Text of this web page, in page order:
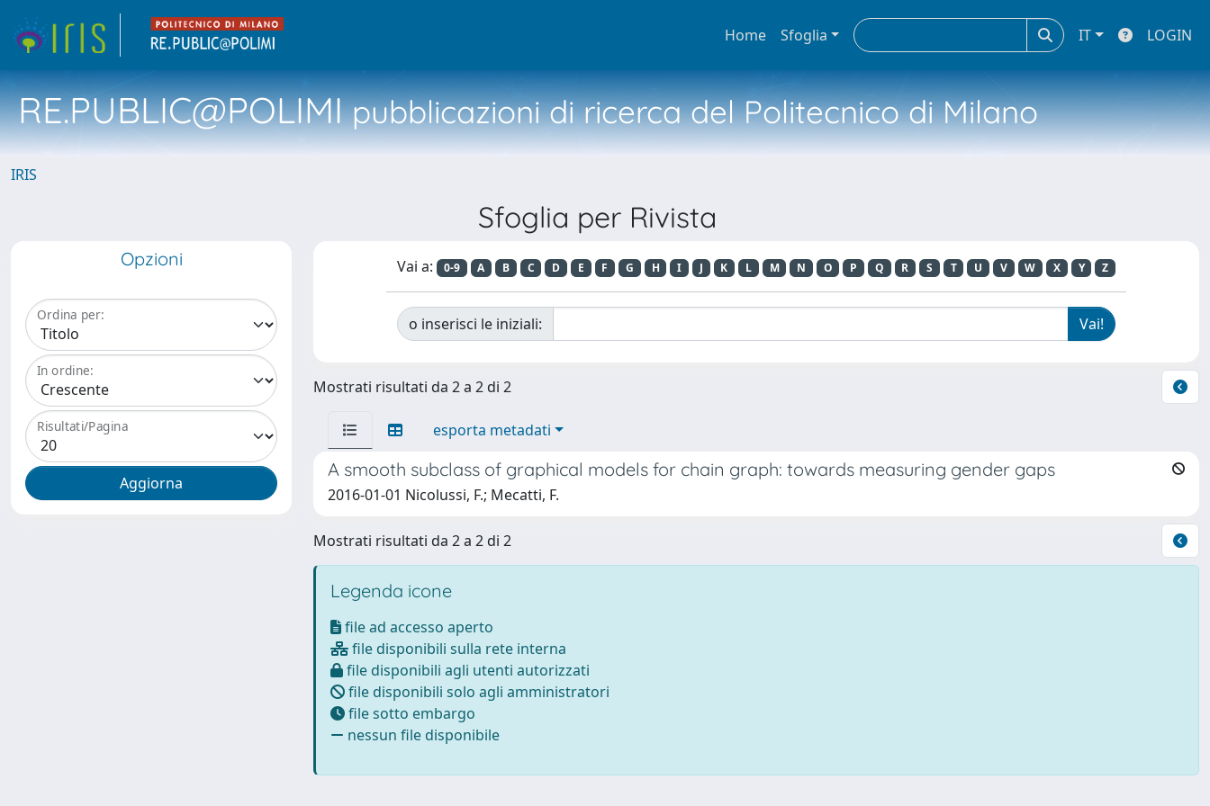
Home Sfoglia IT LOGIN
RE.PUBLIC@POLIMIpubblicazioni di ricerca del Politecnico di Milano
IRIS
Sfoglia per Rivista
Opzioni
Ordina per:
In ordine:
Risultati/Pagina
Vai a: 0-9 A B C D E F G H I J K L M N O P Q R S T U V W X Y Z
o inserisci le iniziali:
Mostrati risultati da 2 a 2 di 2
esporta metadati
A smooth subclass of graphical models for chain graph: towards measuring gender gaps
2016-01-01 Nicolussi, F.; Mecatti, F.
Mostrati risultati da 2 a 2 di 2
Legenda icone
file ad accesso aperto
file disponibili sulla rete interna
file disponibili agli utenti autorizzati
file disponibili solo agli amministratori
file sotto embargo
nessun file disponibile